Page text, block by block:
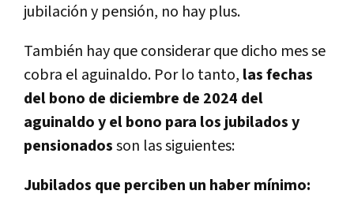
jubilación y pensión, no hay plus.
También hay que considerar que dicho mes se
cobra el aguinaldo. Por lo tanto, las fechas
del bono de diciembre de 2024 del
aguinaldo y el bono para los jubilados y
pensionadosson las siguientes:
Jubilados que perciben un haber mínimo: